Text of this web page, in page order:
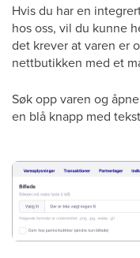
Hvis du har en
hos oss, vil du kunne
det krever at varen er
nettbutikken med et
Søk opp varen og
en blå knapp med